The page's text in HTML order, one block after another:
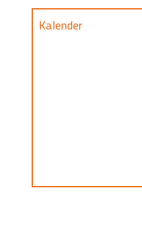
Kalender